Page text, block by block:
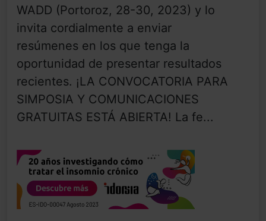
WADD (Portoroz, 28-30, 2023) y lo
invita cordialmente a enviar
resúmenes en los que tenga la
oportunidad de presentar resultados
recientes. ¡LA CONVOCATORIA PARA
SIMPOSIA Y COMUNICACIONES
GRATUITAS ESTÁ ABIERTA! La fe...